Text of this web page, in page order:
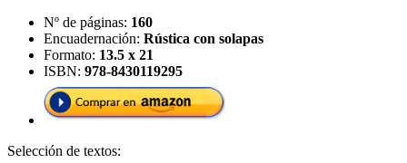
Nº de páginas: 160
Encuadernación: Rústica con solapas
Formato: 13.5 x 21
ISBN: 978-8430119295
Selección de textos: